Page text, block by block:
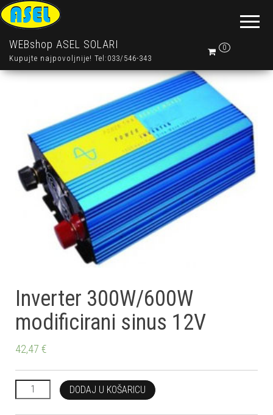
WEBshop ASEL SOLARI
Kupujte najpovoljnije! Tel:033/546-343
0
Inverter 300W/600W
modificirani sinus 12V
42,47 €
Inverter 300W/600W modificirani sinus 12V količina
DODAJ U KOŠARICU